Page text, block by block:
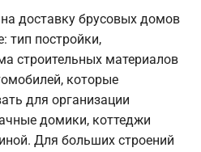
доставку брусовых домов
тип постройки,
строительных материалов
которые
для организации
домики, коттеджи
Для больших строений